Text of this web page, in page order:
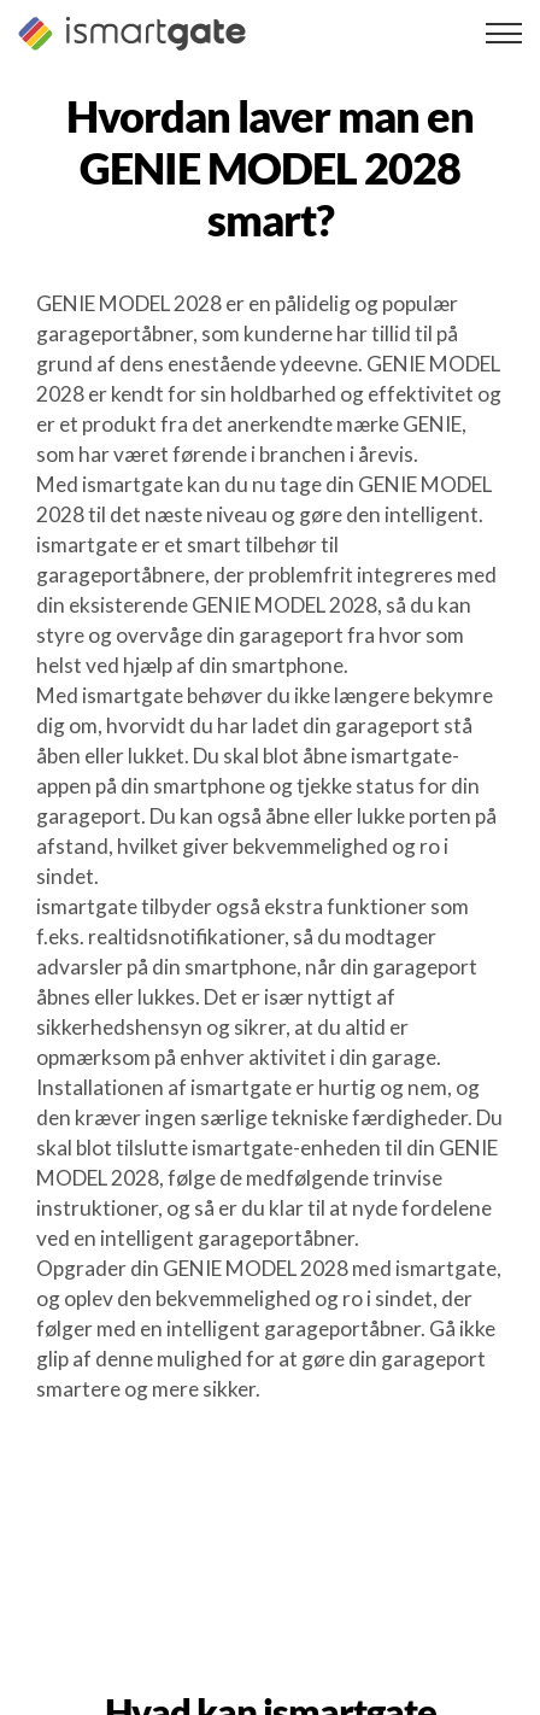
Spring
Hvordan laver man en
GENIE MODEL 2028
smart?
GENIE MODEL 2028 er en pålidelig og populær
garageportåbner, som kunderne har tillid til på
grund af dens enestående ydeevne. GENIE MODEL
2028 er kendt for sin holdbarhed og effektivitet og
er et produkt fra det anerkendte mærke GENIE,
som har været førende i branchen i årevis.
Med ismartgate kan du nu tage din GENIE MODEL
2028 til det næste niveau og gøre den intelligent.
ismartgate er et smart tilbehør til
garageportåbnere, der problemfrit integreres med
din eksisterende GENIE MODEL 2028, så du kan
styre og overvåge din garageport fra hvor som
helst ved hjælp af din smartphone.
Med ismartgate behøver du ikke længere bekymre
dig om, hvorvidt du har ladet din garageport stå
åben eller lukket. Du skal blot åbne ismartgate-
appen på din smartphone og tjekke status for din
garageport. Du kan også åbne eller lukke porten på
afstand, hvilket giver bekvemmelighed og ro i
sindet.
ismartgate tilbyder også ekstra funktioner som
f.eks. realtidsnotifikationer, så du modtager
advarsler på din smartphone, når din garageport
åbnes eller lukkes. Det er især nyttigt af
sikkerhedshensyn og sikrer, at du altid er
opmærksom på enhver aktivitet i din garage.
Installationen af ismartgate er hurtig og nem, og
den kræver ingen særlige tekniske færdigheder. Du
skal blot tilslutte ismartgate-enheden til din GENIE
MODEL 2028, følge de medfølgende trinvise
instruktioner, og så er du klar til at nyde fordelene
ved en intelligent garageportåbner.
Opgrader din GENIE MODEL 2028 med ismartgate,
og oplev den bekvemmelighed og ro i sindet, der
følger med en intelligent garageportåbner. Gå ikke
glip af denne mulighed for at gøre din garageport
smartere og mere sikker.